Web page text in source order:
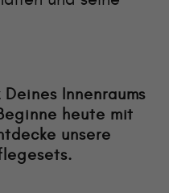
Innenraums
heute mit
unsere